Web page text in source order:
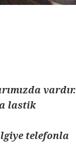
vardır.
lastik
telefonla